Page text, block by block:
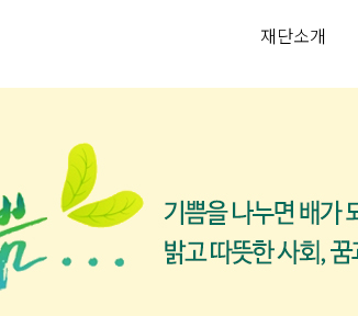
재단소개